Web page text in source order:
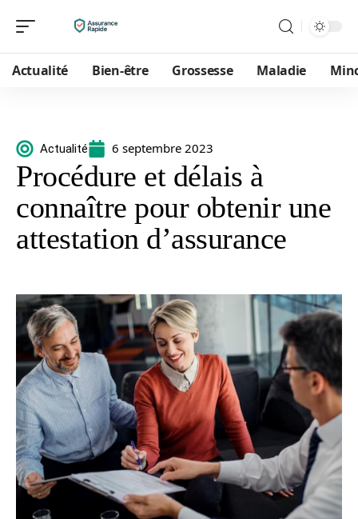
Actualité Bien-être Grossesse Maladie
Actualité 6 septembre 2023
Procédure et délais à
connaître pour obtenir une
attestation d’assurance